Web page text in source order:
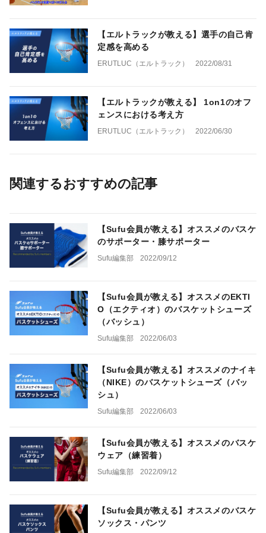
【エルトラックが教える】選手の自己肯
定感を高める
ERUTLUC（エルトラック） 2022/08/31
【エルトラックが教える】 1on1のオフ
ェンスにおける考え方
ERUTLUC（エルトラック） 2022/06/30
関連するおすすめの記事
【Sufu会員が教える】オススメのバスケ
のサポーター・膝サポーター
Sufu編集部 2022/09/12
【Sufu会員が教える】オススメのEKTI
O（エクティオ）のバスケットシューズ
（バッシュ）
Sufu編集部 2022/06/03
【Sufu会員が教える】オススメのナイキ
（NIKE）のバスケットシューズ（バッ
シュ）
Sufu編集部 2022/06/03
【Sufu会員が教える】オススメのバスケ
ウェア（練習着）
Sufu編集部 2022/09/12
【Sufu会員が教える】オススメのバスケ
ソックス・パンツ